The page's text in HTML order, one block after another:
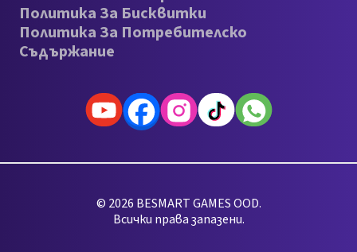
Политика За Бисквитки
Политика За Потребителско
Съдържание
© 2026 BESMART GAMES OOD.
Всички права запазени.